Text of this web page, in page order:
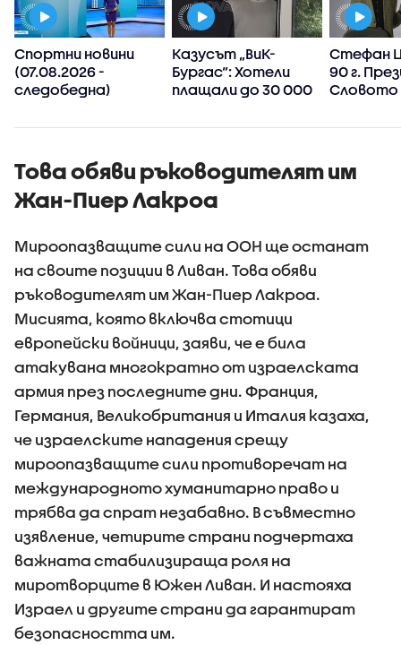
Спортни новини
(07.08.2026 -
следобедна)
Казусът „ВиК-
Бургас“: Хотели
плащали до 30 000
манипулиране на
изнудване
Стефан
90 г.
Словото
търсим
Това обяви ръководителят им
Жан-Пиер Лакроа
Мироопазващите сили на ООН ще останат
на своите позиции в Ливан. Това обяви
ръководителят им Жан-Пиер Лакроа.
Мисията, която включва стотици
европейски войници, заяви, че е била
атакувана многократно от израелската
армия през последните дни. Франция,
Германия, Великобритания и Италия казаха,
че израелските нападения срещу
мироопазващите сили противоречат на
международното хуманитарно право и
трябва да спрат незабавно. В съвместно
изявление, четирите страни подчертаха
важната стабилизираща роля на
миротворците в Южен Ливан. И настояха
Израел и другите страни да гарантират
безопасността им.